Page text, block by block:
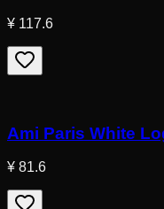
¥ 117.6
Ami Paris White
¥ 81.6